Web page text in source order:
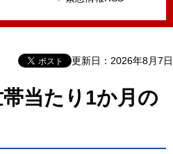
更新日：2026年8月7日
当たり1か月の